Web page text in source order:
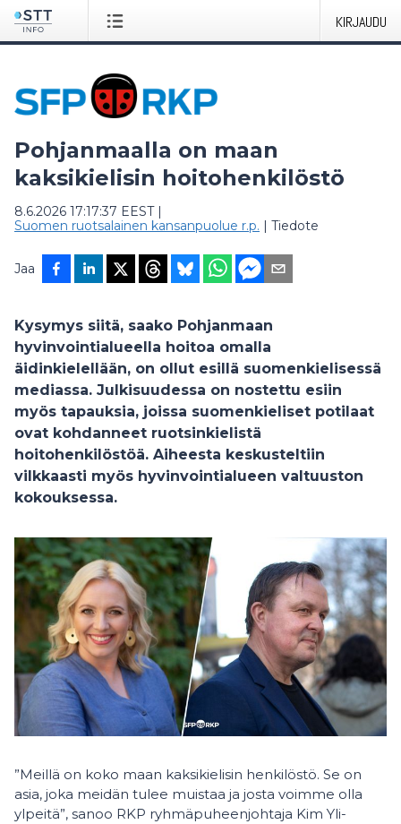
KIRJAUDU
Pohjanmaalla on maan
kaksikielisin hoitohenkilöstö
8.6.2026 17:17:37 EEST|
Suomen ruotsalainen kansanpuolue r.p. | Tiedote
Jaa
Kysymys siitä, saako Pohjanmaan
hyvinvointialueella hoitoa omalla
äidinkielellään, on ollut esillä suomenkielisessä
mediassa. Julkisuudessa on nostettu esiin
myös tapauksia, joissa suomenkieliset potilaat
ovat kohdanneet ruotsinkielistä
hoitohenkilöstöä. Aiheesta keskusteltiin
vilkkaasti myös hyvinvointialueen valtuuston
kokouksessa.
”Meillä on koko maan kaksikielisin henkilöstö. Se on
asia, joka meidän tulee muistaa ja josta voimme olla
ylpeitä”, sanoo RKP ryhmäpuheenjohtaja Kim Yli-